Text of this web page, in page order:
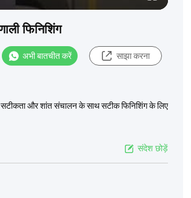
फिनिशिंग
अभी बातचीत करें साझा करना
सटीकता और शांत संचालन के साथ सटीक फिनिशिंग के लिए
संदेश छोड़ें